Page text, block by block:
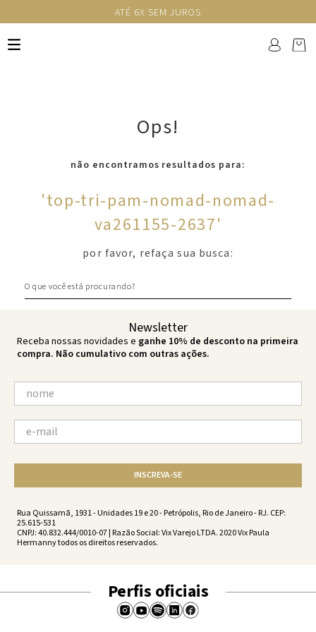
ATÉ 6X SEM JUROS
Ops!
não encontramos resultados para:
'top-tri-pam-nomad-nomad-
va261155-2637'
por favor, refaça sua busca:
Newsletter
Receba nossas novidades e ganhe 10% de desconto na primeira
compra. Não cumulativo com outras ações.
INSCREVA-SE
Rua Quissamã, 1931 - Unidades 19 e 20 - Petrópolis, Rio de Janeiro - RJ. CEP:
25.615-531
CNPJ: 40.832.444/0010-07 | Razão Social: Vix Varejo LTDA. 2020 Vix Paula
Hermanny todos os direitos reservados.
Perfis oficiais